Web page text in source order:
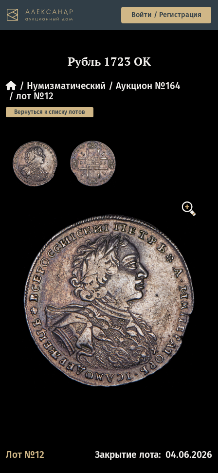
Войти / Регистрация
Рубль 1723 ОК
Нумизматический
Аукцион №164
лот №12
Вернуться к списку лотов
Лот №12 Закрытие лота: 04.06.2026